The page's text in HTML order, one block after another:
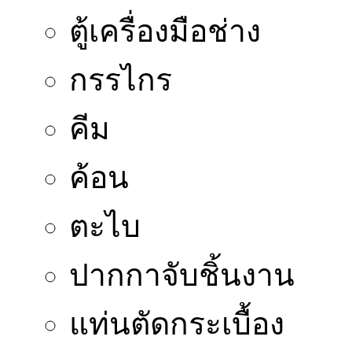
ตู้เครื่องมือช่าง
กรรไกร
คีม
ค้อน
ตะไบ
ปากกาจับชิ้นงาน
แท่นตัดกระเบื้อง